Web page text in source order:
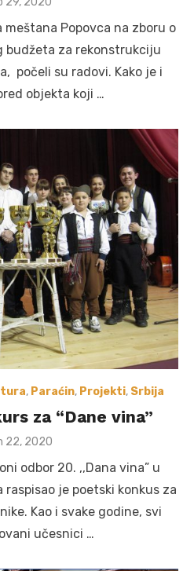
meštana Popovca na zboru o
budžeta za rekonstrukciju
počeli su radovi. Kako je i
objekta koji …
, Paraćin, Projekti, Srbija
za “Dane vina”
22, 2020
odbor 20. ,,Dana vina” u
je poetski konkus za
Kao i svake godine, svi
učesnici …